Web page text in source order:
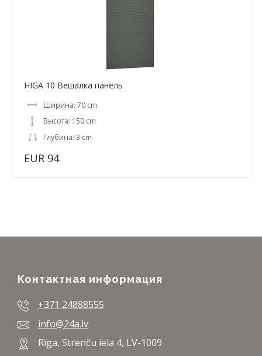
HIGA 10 Вешалка панель
Ширина: 70 cm
Высота: 150 cm
Глубина: 3 cm
EUR 94
Контактная информация
+371 24888555
info@24a.lv
Rīga, Strenču iela 4, LV-1009